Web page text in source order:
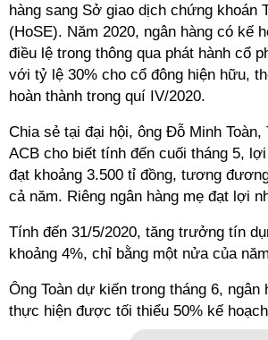
hàng sang Sở giao dịch chứng khoán
(HoSE). Năm 2020, ngân hàng có kế
điều lệ trong thông qua phát hành cổ
với tỷ lệ 30% cho cổ đông hiện hữu,
hoàn thành trong quí IV/2020.
Chia sẻ tại đại hội, ông Đỗ Minh Toàn,
ACB cho biết tính đến cuối tháng 5,
đạt khoảng 3.500 tỉ đồng, tương
cả năm. Riêng ngân hàng mẹ đạt lợi
Tính đến 31/5/2020, tăng trưởng tín
khoảng 4%, chỉ bằng một nửa của
Ông Toàn dự kiến trong tháng 6, ngân
thực hiện được tối thiểu 50% kế